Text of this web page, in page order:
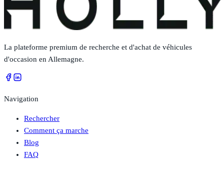
La plateforme premium de recherche et d'achat de véhicules
d'occasion en Allemagne.
Navigation
Rechercher
Comment ça marche
Blog
FAQ